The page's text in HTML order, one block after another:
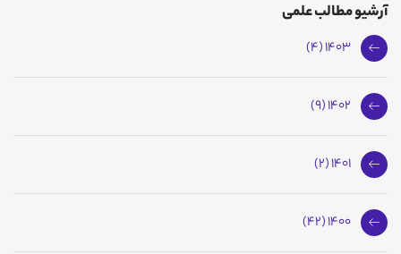
آرشیو مطالب علمی
1403 (4)
1402 (9)
1401 (2)
1400 (42)